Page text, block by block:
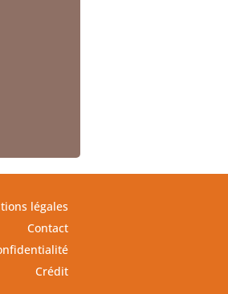
légales
Contact
Crédit